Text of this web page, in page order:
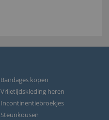
Bandages kopen
Vrijetijdskleding heren
Incontinentiebroekjes
Steunkousen